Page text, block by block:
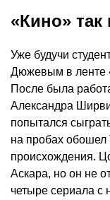
«Кино» так
Уже будучи
Дюжевым в ленте
После была
Александра
попытался
на пробах
происхождения.
Аскара, но он не
четыре сериала с